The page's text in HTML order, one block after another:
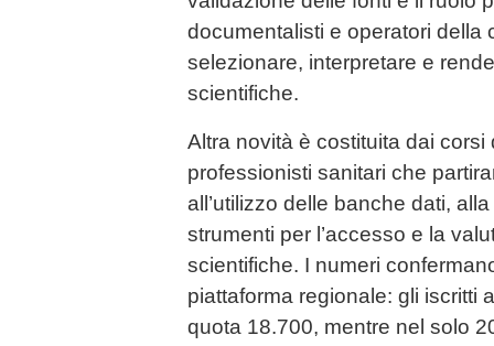
documentalisti e operatori della
selezionare, interpretare e
scientifiche.
Altra novità è costituita dai corsi
professionisti sanitari che
all’utilizzo delle banche dati,
strumenti per l’accesso e la
scientifiche. I numeri
piattaforma regionale: gli iscritti
quota 18.700, mentre nel solo